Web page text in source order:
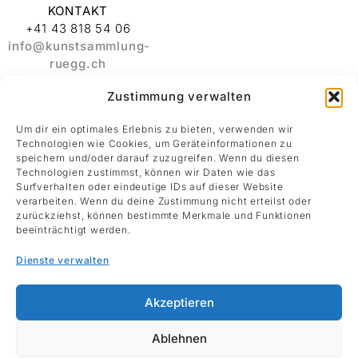
Zustimmung verwalten
Um dir ein optimales Erlebnis zu bieten, verwenden wir
Technologien wie Cookies, um Geräteinformationen zu
speichern und/oder darauf zuzugreifen. Wenn du diesen
Technologien zustimmst, können wir Daten wie das
Surfverhalten oder eindeutige IDs auf dieser Website
verarbeiten. Wenn du deine Zustimmung nicht erteilst oder
zurückziehst, können bestimmte Merkmale und Funktionen
beeinträchtigt werden.
Dienste verwalten
Akzeptieren
Ablehnen
KONTAKT
+41 43 818 54 06
info@kunstsammlung-
ruegg.ch
ADRESSE
Kunstsammlung
Albert und Melanie
Rüegg
Rämistrasse 30
8001 Zürich